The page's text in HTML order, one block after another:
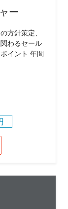
ー
方針策定、
わるセール
イント 年間